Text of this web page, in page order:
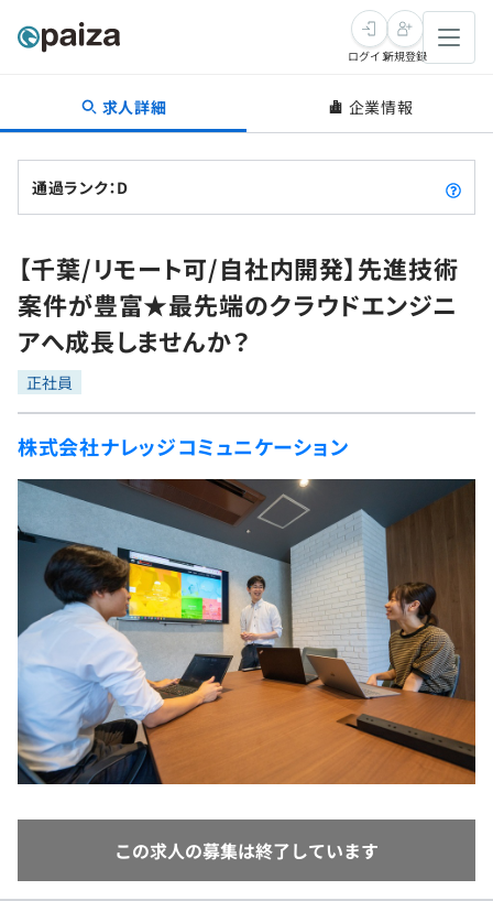
転職・キャリア
転職成功ガイド
転職エージェント
インタビュー
転職成功ガイド
新卒就活
求人検索
本選考
インターン
新卒エージェント
イベント・セミナー
インタビュー
就活成功ガイド
学習
問題集
4択課題
ナレッジ
リファレンス
プラン
個人向けプラン
法人向けプラン
学校向けプラン
プログラミング言語
評価結果一覧
再チャレンジ結果一覧
ゲーム・マンガ
Tech Team Journal
paiza times
note
paizaとは？
ログイン新規登録
求人詳細 企業情報
通過ランク：D
【千葉/リモート可/自社内開発】先進技術
案件が豊富★最先端のクラウドエンジニ
アへ成長しませんか？
正社員
株式会社ナレッジコミュニケーション
この求人の募集は終了しています